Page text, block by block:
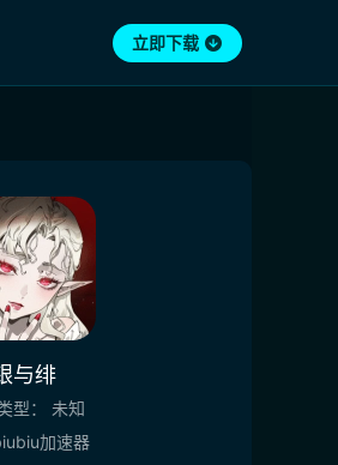
立即下载
与绯
型：
未知
加速器